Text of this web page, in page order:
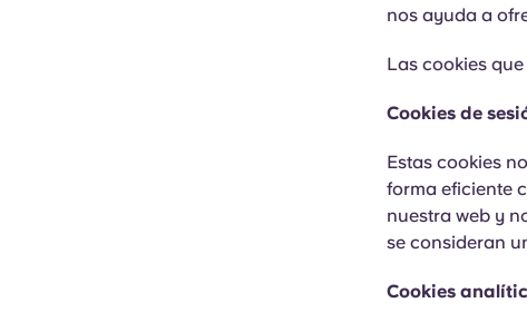
La colaboración pionera Yugocon VCARB
nos ayuda a
Las cookies
Cookies de
Estas cookies
forma eficiente
nuestra web y
se consideran
Cookies